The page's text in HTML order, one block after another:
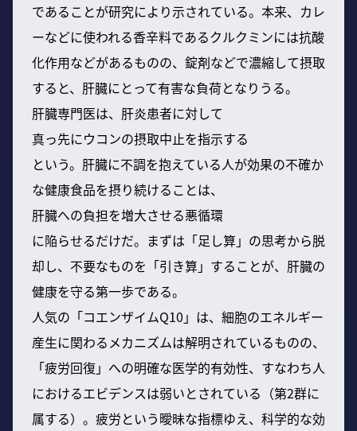
であることが研究により示されている。本来、カレ
ーなどに使われる香辛料であるクルクミンには抗酸
化作用などがあるものの、錠剤などで濃縮して摂取
すると、肝臓にとって有害な負荷となりうる。
肝臓専門医は、肝炎患者に対して
真っ先にウコンの摂取中止を指示する
という。肝臓に不調を抱えている人が効果の不確か
な健康食品を摂り続けることは、
肝臓への負担を増大させる悪循環
に陥らせるだけだ。まずは「足し算」の思考から脱
却し、不要なものを「引き算」することが、肝臓の
健康を守る第一歩である。
人気の「コエンザイムQ10」は、細胞のエネルギー
産生に関わるメカニズムは解明されているものの、
「疲労回復」への明確な医学的有効性、すなわち人
におけるエビデンスは弱いとされている（第2群に
属する）。疲労という曖昧な指標ゆえ、科学的な効